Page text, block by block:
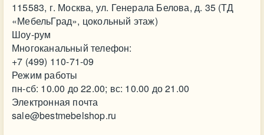
115583, г. Москва, ул. Генерала Белова, д. 35 (ТД
«МебельГрад», цокольный этаж)
Шоу-рум
Многоканальный телефон:
+7 (499) 110-71-09
Режим работы
пн-сб: 10.00 до 22.00; вс: 10.00 до 21.00
Электронная почта
sale@bestmebelshop.ru